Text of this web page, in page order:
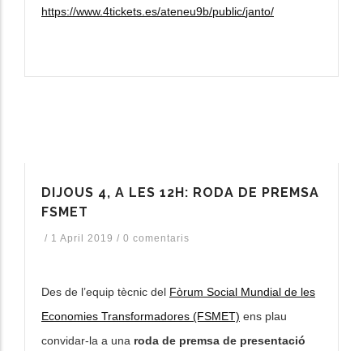
https://www.4tickets.es/ateneu9b/public/janto/
DIJOUS 4, A LES 12H: RODA DE PREMSA
FSMET
/ 1 April 2019 / 0 comentaris
Des de l’equip tècnic del Fòrum Social Mundial de les
Economies Transformadores (FSMET) ens plau
convidar-la a una roda de premsa de presentació